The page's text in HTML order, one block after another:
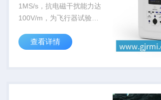
1MS/s，抗电磁干扰能力达
100V/m，为飞行器试验提
查看详情